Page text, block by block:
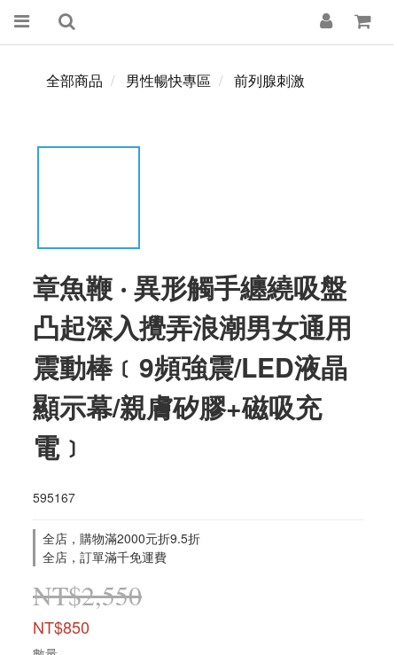
全部商品 男性暢快專區 前列腺刺激
章魚鞭 ‧ 異形觸手纏繞吸盤
凸起深入攪弄浪潮男女通用
震動棒﹝9頻強震/LED液晶
顯示幕/親膚矽膠+磁吸充
電﹞
595167
全店，購物滿2000元折9.5折
全店，訂單滿千免運費
NT$2,550
NT$850